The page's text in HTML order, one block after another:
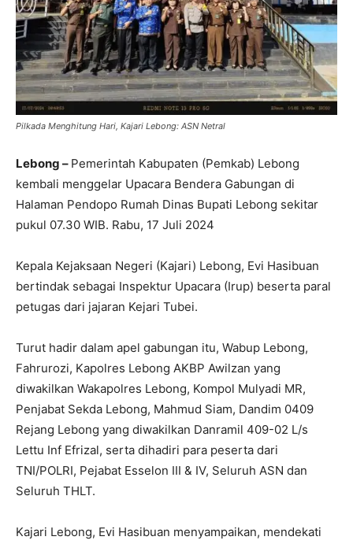
Pilkada Menghitung Hari, Kajari Lebong: ASN Netral
Lebong – Pemerintah Kabupaten (Pemkab) Lebong
kembali menggelar Upacara Bendera Gabungan di
Halaman Pendopo Rumah Dinas Bupati Lebong sekitar
pukul 07.30 WIB. Rabu, 17 Juli 2024
Kepala Kejaksaan Negeri (Kajari) Lebong, Evi Hasibuan
bertindak sebagai Inspektur Upacara (Irup) beserta paral
petugas dari jajaran Kejari Tubei.
Turut hadir dalam apel gabungan itu, Wabup Lebong,
Fahrurozi, Kapolres Lebong AKBP Awilzan yang
diwakilkan Wakapolres Lebong, Kompol Mulyadi MR,
Penjabat Sekda Lebong, Mahmud Siam, Dandim 0409
Rejang Lebong yang diwakilkan Danramil 409-02 L/s
Lettu Inf Efrizal, serta dihadiri para peserta dari
TNI/POLRI, Pejabat Esselon III & IV, Seluruh ASN dan
Seluruh THLT.
Kajari Lebong, Evi Hasibuan menyampaikan, mendekati